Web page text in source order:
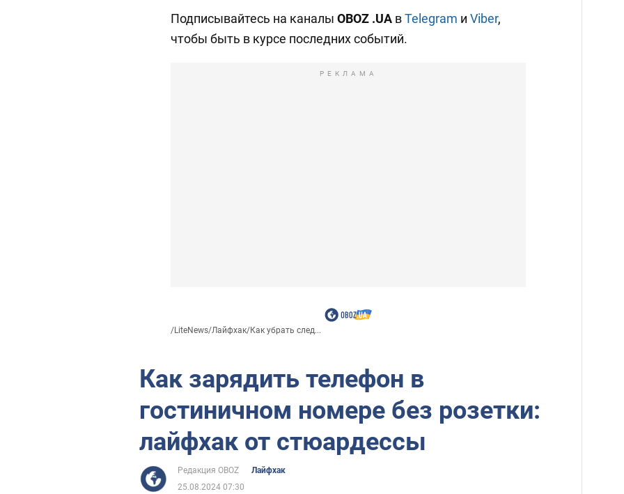
Подписывайтесь на каналы OBOZ .UA вTelegram и Viber,
чтобы быть в курсе последних событий.
РЕКЛАМА
/LiteNews/Лайфхак/Как убрать след...
Как зарядить телефон в
гостиничном номере без розетки:
лайфхак от стюардессы
Редакция OBOZ
Лайфхак
25.08.2024 07:30